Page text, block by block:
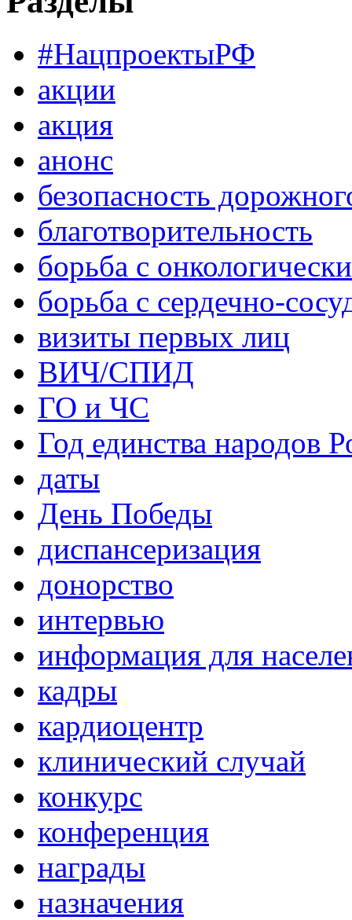
#НацпроектыРФ
акции
акция
анонс
безопасность
благотворительность
борьба с
борьба с сердечно-
визиты первых лиц
ВИЧ/СПИД
ГО и ЧС
Год единства народов
даты
День Победы
диспансеризация
донорство
интервью
информация для
кадры
кардиоцентр
клинический случай
конкурс
конференция
награды
назначения